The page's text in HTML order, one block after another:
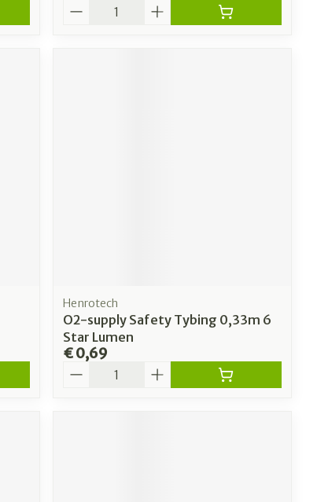
Henrotech
O2-supply Safety Tybing 0,33m 6
Star Lumen
€ 0,69